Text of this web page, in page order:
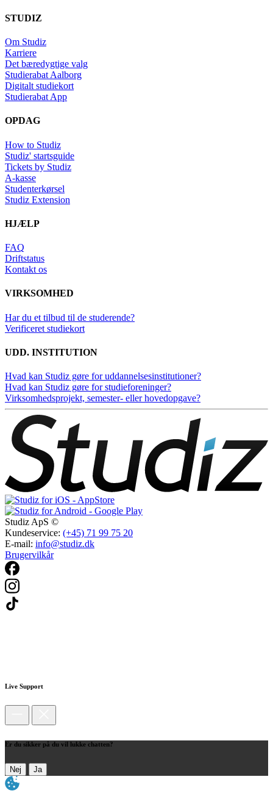
STUDIZ
Om Studiz
Karriere
Det bæredygtige valg
Studierabat Aalborg
Digitalt studiekort
Studierabat App
OPDAG
How to Studiz
Studiz' startsguide
Tickets by Studiz
A-kasse
Studenterkørsel
Studiz Extension
HJÆLP
FAQ
Driftstatus
Kontakt os
VIRKSOMHED
Har du et tilbud til de studerende?
Verificeret studiekort
UDD. INSTITUTION
Hvad kan Studiz gøre for uddannelsesinstitutioner?
Hvad kan Studiz gøre for studieforeninger?
Virksomhedsprojekt, semester- eller hovedopgave?
Studiz ApS ©
Kundeservice: (+45) 71 99 75 20
E-mail: info@studiz.dk
Brugervilkår
Live Support
Er du sikker på du vil lukke chatten?
Nej Ja